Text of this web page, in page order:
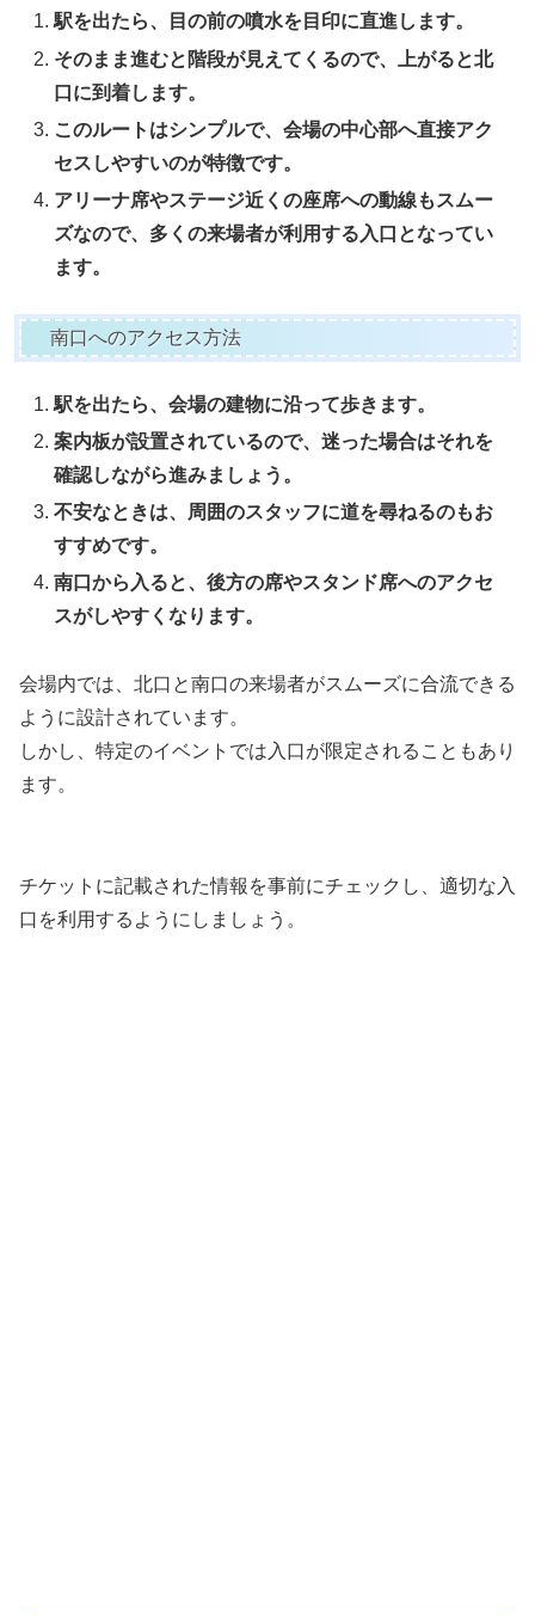
駅を出たら、目の前の噴水を目印に直進します。
そのまま進むと階段が見えてくるので、上がると北
口に到着します。
このルートはシンプルで、会場の中心部へ直接アク
セスしやすいのが特徴です。
アリーナ席やステージ近くの座席への動線もスムー
ズなので、多くの来場者が利用する入口となってい
ます。
南口へのアクセス方法
駅を出たら、会場の建物に沿って歩きます。
案内板が設置されているので、迷った場合はそれを
確認しながら進みましょう。
不安なときは、周囲のスタッフに道を尋ねるのもお
すすめです。
南口から入ると、後方の席やスタンド席へのアクセ
スがしやすくなります。
会場内では、北口と南口の来場者がスムーズに合流できる
ように設計されています。
しかし、特定のイベントでは入口が限定されることもあり
ます。
チケットに記載された情報を事前にチェックし、適切な入
口を利用するようにしましょう。